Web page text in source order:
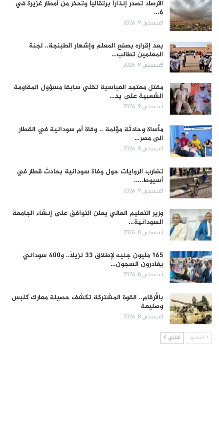
الأرصاد تصدر إنذاراً برتقالياً وتحذر من أمطار غزيرة في
6…
أغسطس 9, 2026
بعد إقراره بصفع المعلم وإشهار الطبنجة.. لجنة
المعلمين تطالب…
أغسطس 9, 2026
مقتل معتمد العباسية تقلي سابقا مسؤول المقاومة
الشعبية على يد…
أغسطس 9, 2026
مأساة وحادثة مؤلمة .. وفاة أم سودانية في القطار
الى مصر…
أغسطس 9, 2026
تضارب الروايات حول وفاة سودانية بحادث قطار في
أسيوط..…
أغسطس 9, 2026
وزير التعليم العالي يعلن التوافق على إنشاء الجامعة
السودانية…
أغسطس 8, 2026
165 مليون جنيه لإطلاق 33 نزيلاً.. و400 سوداني
يغادرون السجون…
أغسطس 8, 2026
بالأرقام.. القوة المشتركة تكشف حصيلة معارك كلبس
وصليعة
أغسطس 8, 2026
السابق التالي